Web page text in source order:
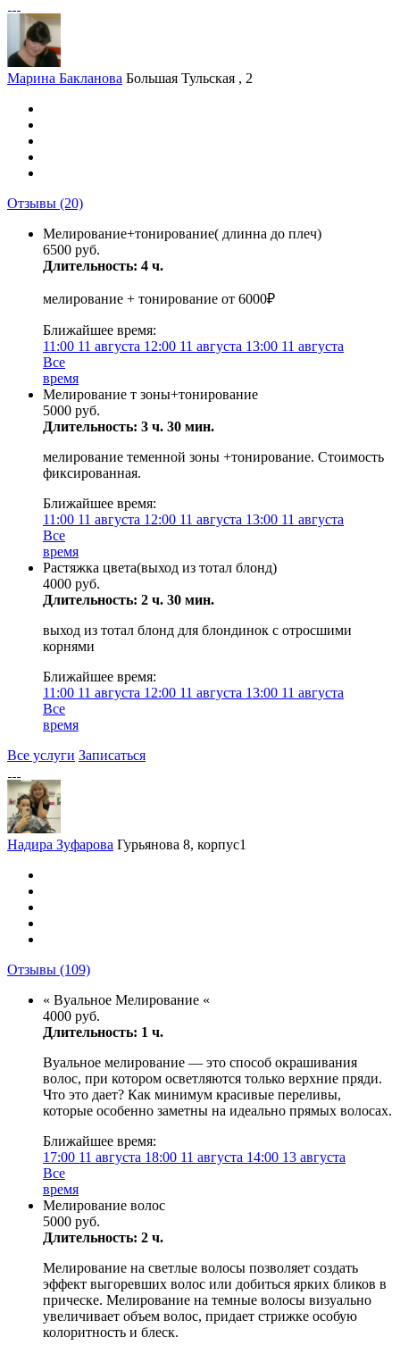
Марина Бакланова Большая Тульская , 2
Отзывы (20)
Мелирование+тонирование( длинна до плеч)
6500 руб.
Длительность: 4 ч.
мелирование + тонирование от 6000₽
Ближайшее время:
11:00 11 августа 12:00 11 августа 13:00 11 августа
Все
время
Мелирование т зоны+тонирование
5000 руб.
Длительность: 3 ч. 30 мин.
мелирование теменной зоны +тонирование. Стоимость
фиксированная.
Ближайшее время:
11:00 11 августа 12:00 11 августа 13:00 11 августа
Все
время
Растяжка цвета(выход из тотал блонд)
4000 руб.
Длительность: 2 ч. 30 мин.
выход из тотал блонд для блондинок с отросшими
корнями
Ближайшее время:
11:00 11 августа 12:00 11 августа 13:00 11 августа
Все
время
Все услуги Записаться
Надира Зуфарова Гурьянова 8, корпус1
Отзывы (109)
« Вуальное Мелирование «
4000 руб.
Длительность: 1 ч.
Вуальное мелирование — это способ окрашивания
волос, при котором осветляются только верхние пряди.
Что это дает? Как минимум красивые переливы,
которые особенно заметны на идеально прямых волосах.
Ближайшее время:
17:00 11 августа 18:00 11 августа 14:00 13 августа
Все
время
Мелирование волос
5000 руб.
Длительность: 2 ч.
Мелирование на светлые волосы позволяет создать
эффект выгоревших волос или добиться ярких бликов в
прическе. Мелирование на темные волосы визуально
увеличивает объем волос, придает стрижке особую
колоритность и блеск.